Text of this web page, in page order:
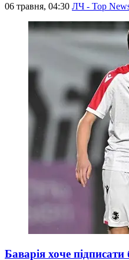
06 травня, 04:30 ЛЧ - Top
Баварія хоче